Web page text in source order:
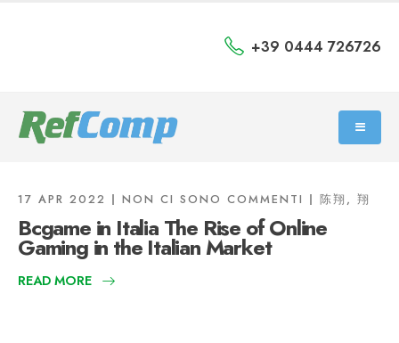
+39 0444 726726
17 APR 2022 NON CI SONO COMMENTI 陈翔, 翔
Bcgame in Italia The Rise of Online
Gaming in the Italian Market
READ MORE